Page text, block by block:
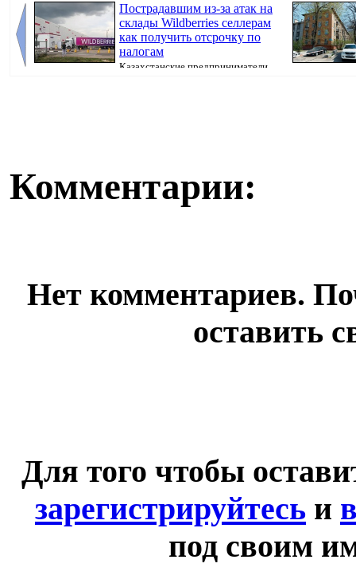
Пострадавшим из-за атак на
склады Wildberries селлерам
как получить отсрочку по
налогам
Казахстанские предприниматели,
Комментарии:
Нет комментариев.
оставить
Для того чтобы
зарегистрируйтесь и
под своим